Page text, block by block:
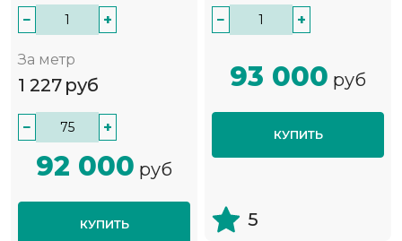
− +
За метр
1 227 руб
− +
92 000 руб
КУПИТЬ
− +
93 000 руб
КУПИТЬ
5